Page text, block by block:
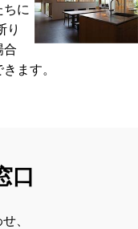
ちに
り
合
ます。
口
、